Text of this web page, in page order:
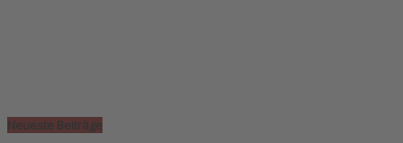
Neueste Beiträge